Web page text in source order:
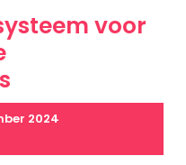
voor
2024